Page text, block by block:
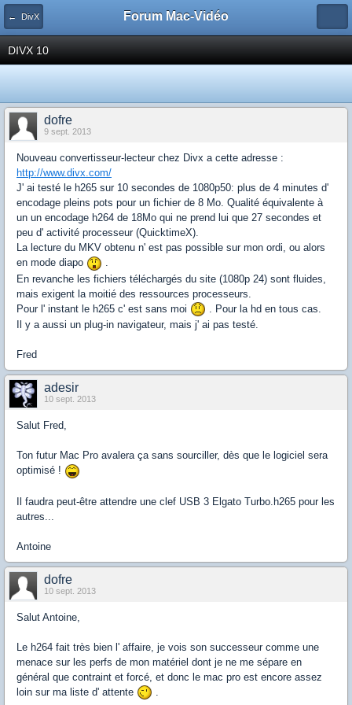
← DivX Forum Mac-Vidéo
DIVX 10
dofre
9 sept. 2013
Nouveau convertisseur-lecteur chez Divx a cette adresse :
http://www.divx.com/
J' ai testé le h265 sur 10 secondes de 1080p50: plus de 4 minutes d'
encodage pleins pots pour un fichier de 8 Mo. Qualité équivalente à
un un encodage h264 de 18Mo qui ne prend lui que 27 secondes et
peu d' activité processeur (QuicktimeX).
La lecture du MKV obtenu n' est pas possible sur mon ordi, ou alors
en mode diapo
.
En revanche les fichiers téléchargés du site (1080p 24) sont fluides,
mais exigent la moitié des ressources processeurs.
Pour l' instant le h265 c' est sans moi
. Pour la hd en tous cas.
Il y a aussi un plug-in navigateur, mais j' ai pas testé.
Fred
adesir
10 sept. 2013
Salut Fred,
Ton futur Mac Pro avalera ça sans sourciller, dès que le logiciel sera
optimisé !
Il faudra peut-être attendre une clef USB 3 Elgato Turbo.h265 pour les
autres...
Antoine
dofre
10 sept. 2013
Salut Antoine,
Le h264 fait très bien l' affaire, je vois son successeur comme une
menace sur les perfs de mon matériel dont je ne me sépare en
général que contraint et forcé, et donc le mac pro est encore assez
loin sur ma liste d' attente